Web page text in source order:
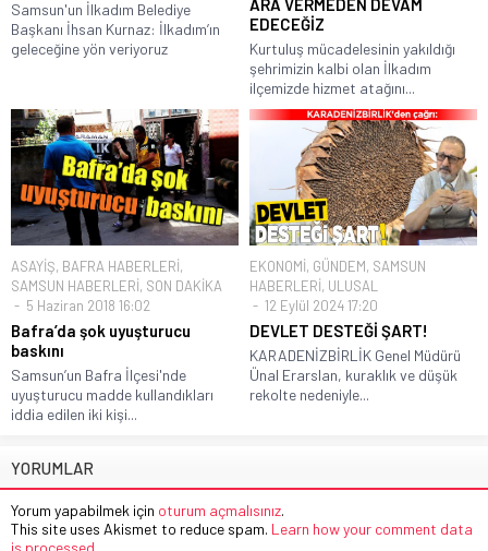
Samsun'un İlkadım Belediye
Başkanı İhsan Kurnaz: İlkadım’ın
geleceğine yön veriyoruz
ARA VERMEDEN DEVAM
EDECEĞİZ
Kurtuluş mücadelesinin yakıldığı
şehrimizin kalbi olan İlkadım
ilçemizde hizmet atağını...
ASAYİŞ, BAFRA HABERLERİ,
SAMSUN HABERLERİ, SON DAKİKA
5 Haziran 2018 16:02
Bafra’da şok uyuşturucu
baskını
Samsun’un Bafra İlçesi'nde
uyuşturucu madde kullandıkları
iddia edilen iki kişi...
EKONOMİ, GÜNDEM, SAMSUN
HABERLERİ, ULUSAL
12 Eylül 2024 17:20
DEVLET DESTEĞİ ŞART!
KARADENİZBİRLİK Genel Müdürü
Ünal Erarslan, kuraklık ve düşük
rekolte nedeniyle...
YORUMLAR
Yorum yapabilmek için oturum açmalısınız.
This site uses Akismet to reduce spam. Learn how your comment data